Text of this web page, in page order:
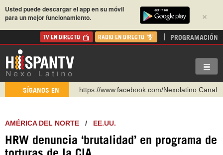
×
Usted puede descargar el app en su móvil
para un mejor funcionamiento.
TV EN DIRECTO RADIO EN DIRECTO PROGRAMACIÓN
SÍGANOS EN
https://www.facebook.com/Nexolatino.Canal
http://twitter.com/nexo_latino
https://t.me/hispantvcanal
https://urmedium.com/c/hispantv
AMÉRICA DEL NORTE / EE.UU.
HRW denuncia ‘brutalidad’ en programa de
torturas de la CIA